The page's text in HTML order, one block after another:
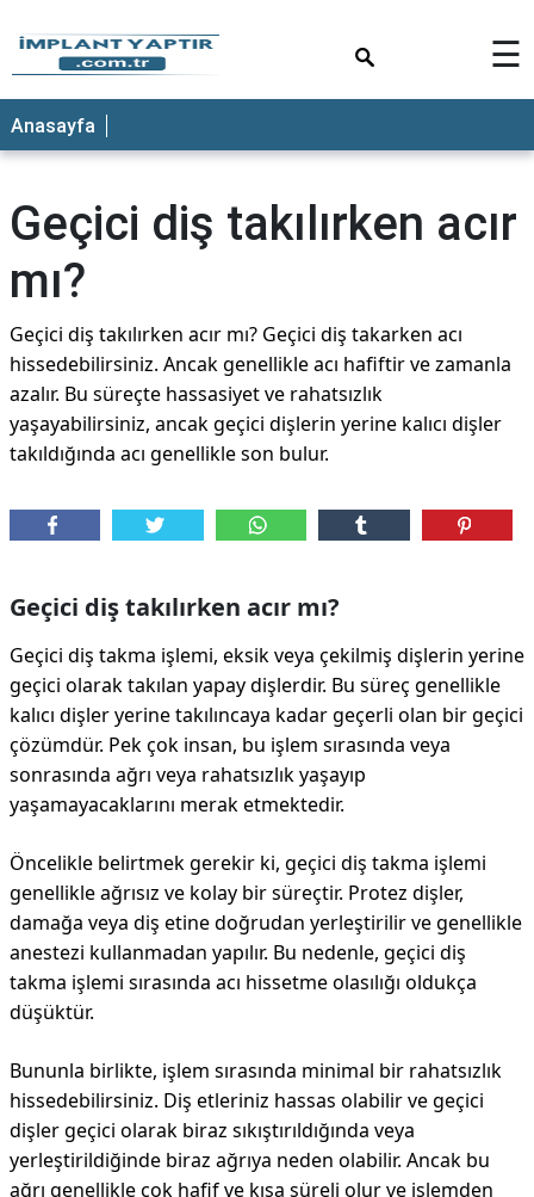
☰
Anasayfa
Geçici diş takılırken acır
mı?
Geçici diş takılırken acır mı? Geçici diş takarken acı
hissedebilirsiniz. Ancak genellikle acı hafiftir ve zamanla
azalır. Bu süreçte hassasiyet ve rahatsızlık
yaşayabilirsiniz, ancak geçici dişlerin yerine kalıcı dişler
takıldığında acı genellikle son bulur.
Geçici diş takılırken acır mı?
Geçici diş takma işlemi, eksik veya çekilmiş dişlerin yerine
geçici olarak takılan yapay dişlerdir. Bu süreç genellikle
kalıcı dişler yerine takılıncaya kadar geçerli olan bir geçici
çözümdür. Pek çok insan, bu işlem sırasında veya
sonrasında ağrı veya rahatsızlık yaşayıp
yaşamayacaklarını merak etmektedir.
Öncelikle belirtmek gerekir ki, geçici diş takma işlemi
genellikle ağrısız ve kolay bir süreçtir. Protez dişler,
damağa veya diş etine doğrudan yerleştirilir ve genellikle
anestezi kullanmadan yapılır. Bu nedenle, geçici diş
takma işlemi sırasında acı hissetme olasılığı oldukça
düşüktür.
Bununla birlikte, işlem sırasında minimal bir rahatsızlık
hissedebilirsiniz. Diş etleriniz hassas olabilir ve geçici
dişler geçici olarak biraz sıkıştırıldığında veya
yerleştirildiğinde biraz ağrıya neden olabilir. Ancak bu
ağrı genellikle çok hafif ve kısa süreli olur ve işlemden